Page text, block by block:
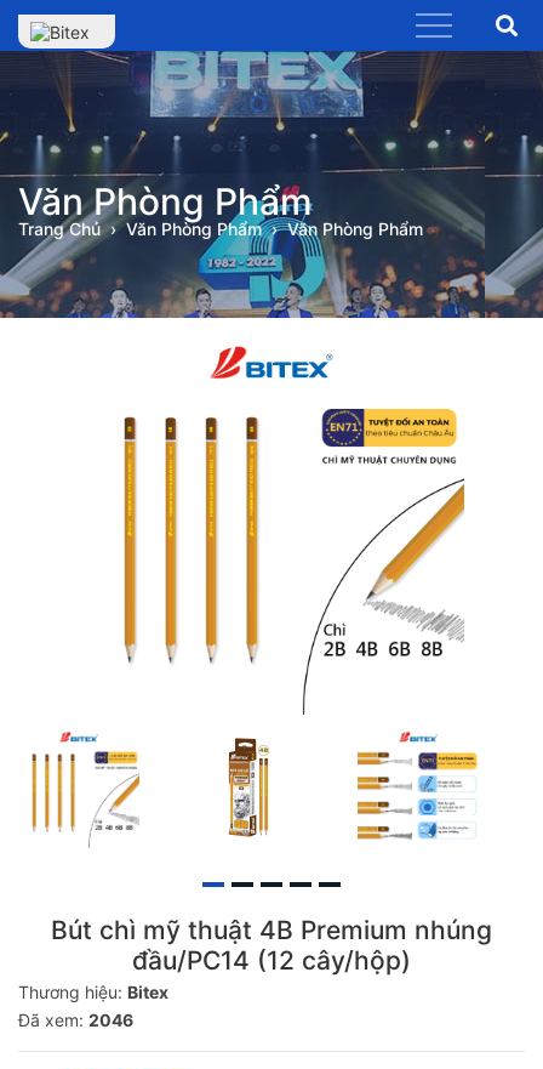
Văn Phòng Phẩm
Trang Chủ Văn Phòng Phẩm Văn Phòng Phẩm
Bút chì mỹ thuật 4B Premium nhúng
đầu/PC14 (12 cây/hộp)
Thương hiệu: Bitex
Đã xem: 2046